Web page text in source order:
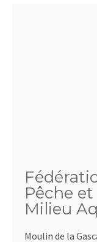
Pêche
Milieu
Moulin de la